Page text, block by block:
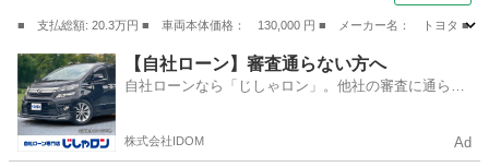
■ 支払総額: 20.3万円 ■ 車両本体価格： 130,000 円 ■ メーカー名： トヨタ ■
広島 三原市 その他
【自社ローン】審査通らない方へ
自社ローンなら「じしゃロン」。他社の審査に通らな
株式会社IDOM Ad